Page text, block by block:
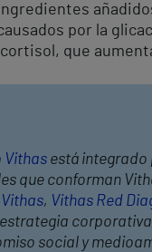
por la
que
Vithas está integrado
que conforman
, Vithas Red
social y